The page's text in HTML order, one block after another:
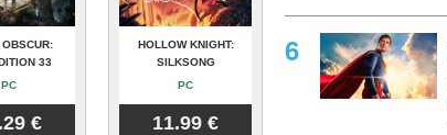
33
PC
€
HOLLOW KNIGHT:
SILKSONG
PC
11.99 €